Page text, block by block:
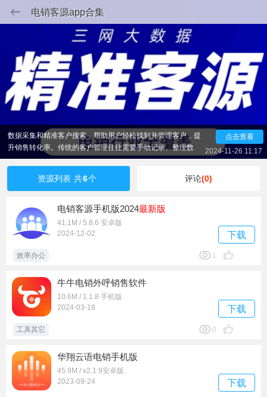
电销客源app合集
在如今竞争激烈的电商环境中，销售人员不仅需要拥有优
秀的销售技巧，还需要依赖强大的工具来拓展客户资源、提高
数据采集和精准客户搜索，帮助用户轻松找到并管理客户，提
升销售转化率。传统的客户管理往往需要手动记录、整理数
据，不仅繁琐且容易出错。而电销客源App则通过一键导入功
能，打破了这一瓶颈。无论是通过软件内置的客户搜索功能，
还是手动输入客户信息，用户都可以轻松地将客户数据保存到
软件中。
点击查看
2024-11-26 11:17
资源列表 共6个 评论(0)
电销客源手机版2024最新版
41.1M / 5.8.6 安卓版
2024-12-02
下载
效率办公 1
牛牛电销外呼销售软件
10.6M / 1.1.8 手机版
2024-03-18
下载
工具其它 0
华翔云语电销手机版
45.9M / v2.1.9安卓版
2023-09-24
下载